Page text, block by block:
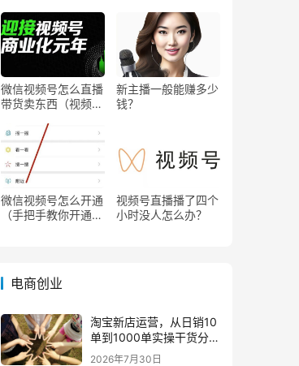
微信视频号怎么直播
带货卖东西（视频号
新主播一般能赚多少
钱？
微信视频号怎么开通
（手把手教你开通微
视频号直播播了四个
小时没人怎么办？
电商创业
淘宝新店运营，从日销10
单到1000单实操干货分
享！
2026年7月30日